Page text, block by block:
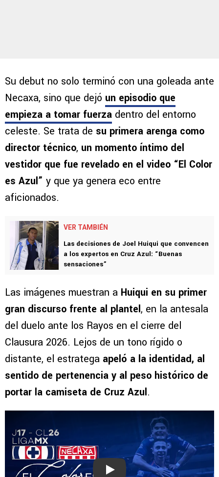
Su debut no solo terminó con una goleada ante
Necaxa, sino que dejó un episodio que
empieza a tomar fuerza dentro del entorno
celeste. Se trata de su primera arenga como
director técnico, un momento íntimo del
vestidor que fue revelado en el video “El Color
es Azul” y que ya genera eco entre
aficionados.
VER TAMBIÉN
Las decisiones de Joel Huiqui que convencen
a los expertos en Cruz Azul: “Buenas
sensaciones”
Las imágenes muestran a Huiqui en su primer
gran discurso frente al plantel, en la antesala
del duelo ante los Rayos en el cierre del
Clausura 2026. Lejos de un tono rígido o
distante, el estratega apeló a la identidad, al
sentido de pertenencia y al peso histórico de
portar la camiseta de Cruz Azul.